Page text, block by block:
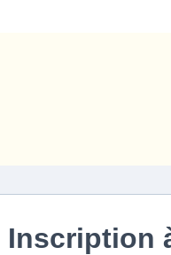
Inscription